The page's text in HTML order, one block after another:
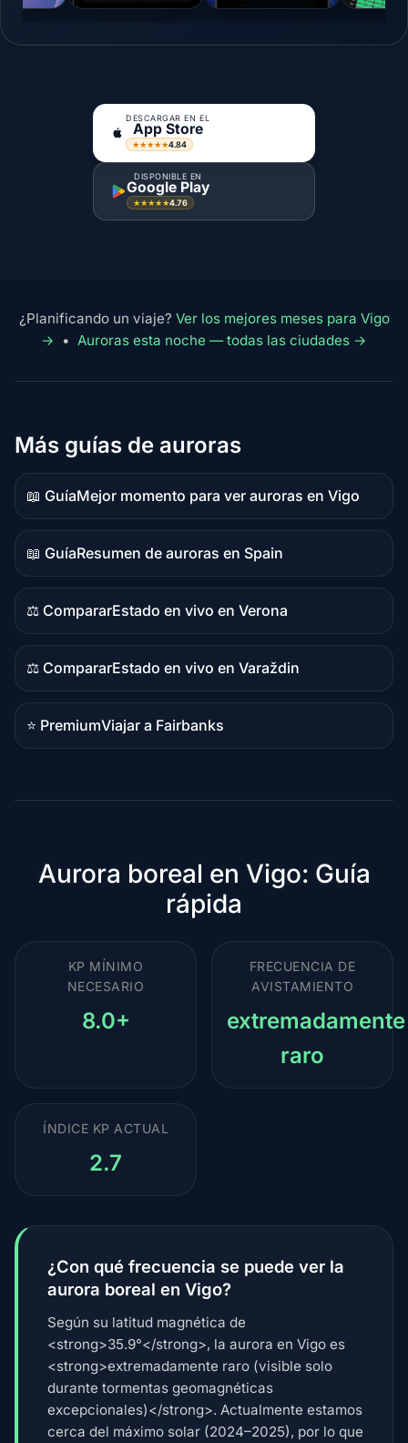
DESCARGAR EN EL
App Store
★★★★★4.84
DISPONIBLE EN
Google Play
★★★★★4.76
¿Planificando un viaje? Ver los mejores meses para Vigo
→
• Auroras esta noche — todas las ciudades →
Más guías de auroras
📖 Guía
Contenido
de
guía
Mejor momento para ver auroras en Vigo
📖 Guía
Contenido
de
guía
Resumen de auroras en Spain
⚖️ Comparar
Contenido
comparativo
Estado en vivo en Verona
⚖️ Comparar
Contenido
comparativo
Estado en vivo en Varaždin
⭐ Premium
Destino
Viajar a Fairbanks
Aurora boreal en Vigo: Guía
rápida
KP MÍNIMO
NECESARIO
8.0+
FRECUENCIA DE
AVISTAMIENTO
extremadamente
raro
ÍNDICE KP ACTUAL
2.7
¿Con qué frecuencia se puede ver la
aurora boreal en Vigo?
Según su latitud magnética de
<strong>35.9°</strong>, la aurora en Vigo es
<strong>extremadamente raro (visible solo
durante tormentas geomagnéticas
excepcionales)</strong>. Actualmente estamos
cerca del máximo solar (2024–2025), por lo que